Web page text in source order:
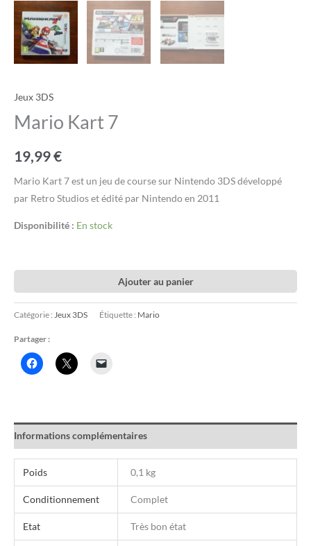
Jeux 3DS
Mario Kart 7
19,99€
Mario Kart 7 est un jeu de course sur Nintendo 3DS développé
par Retro Studios et édité par Nintendo en 2011
Disponibilité : En stock
Ajouter au panier
Catégorie : Jeux 3DS Étiquette : Mario
Partager :
Informations complémentaires
Poids 0,1 kg
Conditionnement Complet
Etat Très bon état